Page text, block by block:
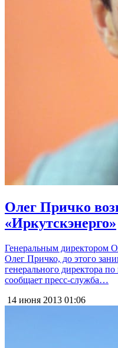
Олег Причко
«Иркутскэнерго»
Генеральным директором
Олег Причко, до этого
генерального директора
сообщает пресс-служба…
14 июня 2013 01:06